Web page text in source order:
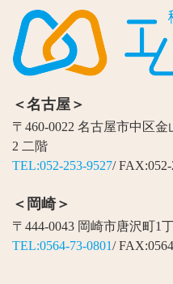
＜名古屋＞
〒460-0022 名古屋市中区
2 二階
TEL:052-253-9527/
＜岡崎＞
〒444-0043 岡崎市唐沢町1
TEL:0564-73-0801/